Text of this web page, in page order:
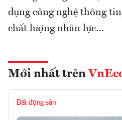
dụng công nghệ thông
chất lượng nhân lực…
Mới nhất trên
Bất động sản